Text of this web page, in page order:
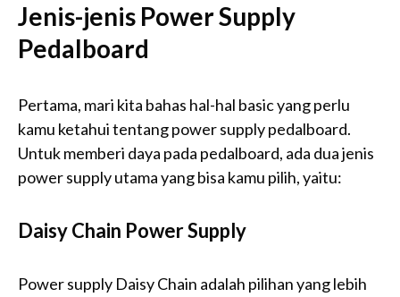
Jenis-jenis Power Supply
Pedalboard
Pertama, mari kita bahas hal-hal basic yang perlu
kamu ketahui tentang power supply pedalboard.
Untuk memberi daya pada pedalboard, ada dua jenis
power supply utama yang bisa kamu pilih, yaitu:
Daisy Chain Power Supply
Power supply Daisy Chain adalah pilihan yang lebih